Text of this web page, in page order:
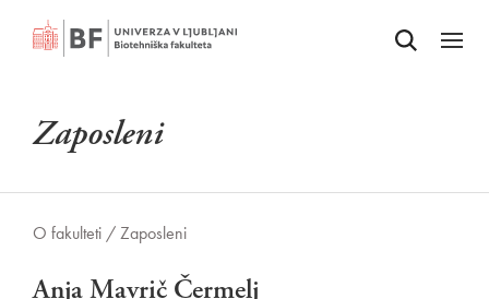
Odpri iskalnik
Odpri
Zaposleni
O fakulteti /Zaposleni
Anja Mavrič Čermelj